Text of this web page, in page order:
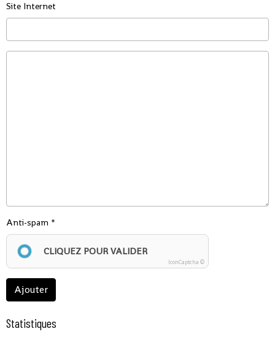
Site Internet
Anti-spam
CLIQUEZ POUR VALIDER
IconCaptcha ©
Ajouter
Statistiques